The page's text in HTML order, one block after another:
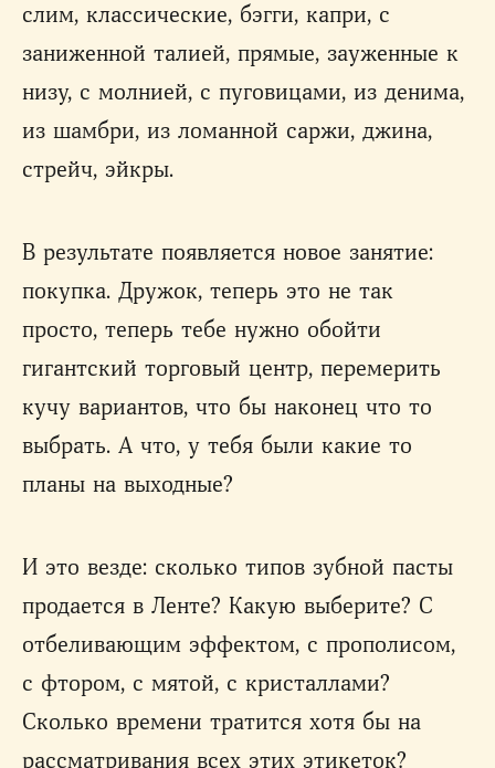
слим, классические, бэгги, капри, с
заниженной талией, прямые, зауженные к
низу, с молнией, с пуговицами, из денима,
из шамбри, из ломанной саржи, джина,
стрейч, эйкры.
В результате появляется новое занятие:
покупка. Дружок, теперь это не так
просто, теперь тебе нужно обойти
гигантский торговый центр, перемерить
кучу вариантов, что бы наконец что то
выбрать. А что, у тебя были какие то
планы на выходные?
И это везде: сколько типов зубной пасты
продается в Ленте? Какую выберите? С
отбеливающим эффектом, с прополисом,
с фтором, с мятой, с кристаллами?
Сколько времени тратится хотя бы на
рассматривания всех этих этикеток?